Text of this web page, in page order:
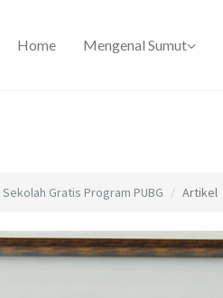
Home Mengenal Sumut
Gratis Program PUBG Artikel